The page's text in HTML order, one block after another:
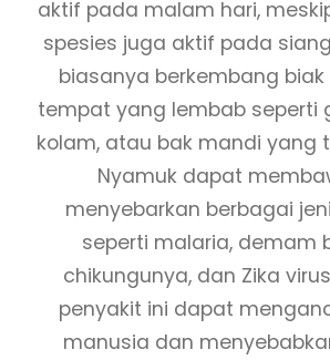
aktif pada malam hari,
spesies juga aktif pada
biasanya berkembang
tempat yang lembab seperti
kolam, atau bak mandi yang
Nyamuk dapat
menyebarkan berbagai
seperti malaria, demam
chikungunya, dan Zika
penyakit ini dapat
manusia dan